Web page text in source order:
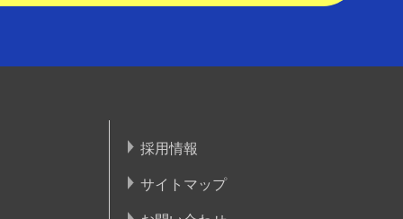
採用情報
サイトマップ